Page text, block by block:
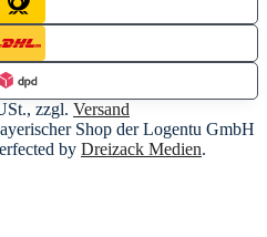
zzgl. Versand
Shop der Logentu GmbH
by Dreizack Medien.